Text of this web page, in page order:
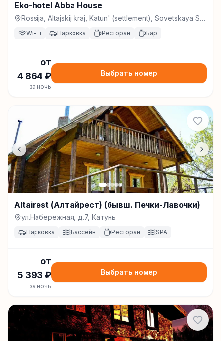
Eko-hotel Abba House
Rossija, Altajskij kraj, Katun' (settlement), Sovetskaya St.,
Wi-Fi Парковка Ресторан Бар
от
4 864 ₽
за ночь
Выбрать номер
Altairest (Алтайрест) (бывш. Печки-Лавочки)
ул.Набережная, д.7, Катунь
Парковка Бассейн Ресторан SPA
от
5 393 ₽
за ночь
Выбрать номер